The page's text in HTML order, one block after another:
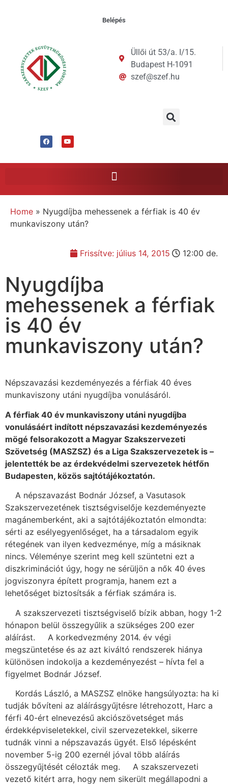
Belépés
Üllői út 53/a. I/15.
Budapest H-1091
szef@szef.hu
Home » Nyugdíjba mehessenek a férfiak is 40 év
munkaviszony után?
Frissítve: július 14, 2015 12:00 de.
Nyugdíjba
mehessenek a férfiak
is 40 év
munkaviszony után?
Népszavazási kezdeményezés a férfiak 40 éves
munkaviszony utáni nyugdíjba vonulásáról.
A férfiak 40 év munkaviszony utáni nyugdíjba
vonulásáért indított népszavazási kezdeményezés
mögé felsorakozott a Magyar Szakszervezeti
Szövetség (MASZSZ) és a Liga Szakszervezetek is –
jelentették be az érdekvédelmi szervezetek hétfőn
Budapesten, közös sajtótájékoztatón.
A népszavazást Bodnár József, a Vasutasok
Szakszervezetének tisztségviselője kezdeményezte
magánemberként, aki a sajtótájékoztatón elmondta:
sérti az esélyegyenlőséget, ha a társadalom egyik
rétegének van ilyen kedvezménye, míg a másiknak
nincs. Véleménye szerint meg kell szüntetni ezt a
diszkriminációt úgy, hogy ne sérüljön a nők 40 éves
jogviszonyra épített programja, hanem ezt a
lehetőséget biztosítsák a férfiak számára is.
A szakszervezeti tisztségviselő bízik abban, hogy 1-2
hónapon belül összegyűlik a szükséges 200 ezer
aláírást. A korkedvezmény 2014. év végi
megszüntetése és az azt kiváltó rendszerek hiánya
különösen indokolja a kezdeményezést – hívta fel a
figyelmet Bodnár József.
Kordás László, a MASZSZ elnöke hangsúlyozta: ha ki
tudják bővíteni az aláírásgyűjtésre létrehozott, Harc a
férfi 40-ért elnevezésű akciószövetséget más
érdekképviseletekkel, civil szervezetekkel, sikerre
tudnák vinni a népszavazás ügyét. Első lépésként
november 5-ig 200 ezernél jóval több aláírás
összegyűjtését célozták meg. A szakszervezeti
vezető kitért arra, hogy nem sikerült megállapodni a